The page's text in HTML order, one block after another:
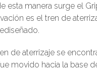
esta manera surge el
es el tren de
de aterrizaje se
movido hacia la base